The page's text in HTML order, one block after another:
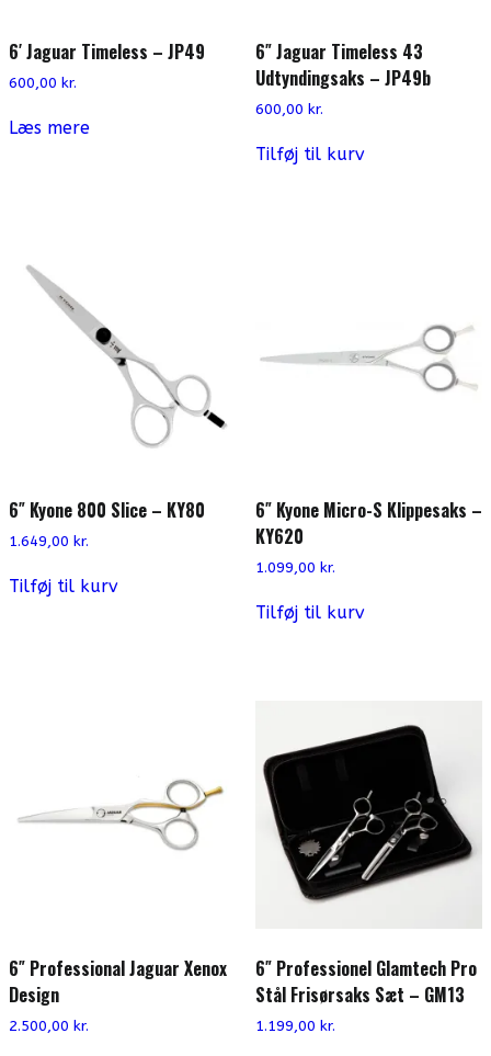
6′ Jaguar Timeless – JP49
600,00 kr.
Læs mere
6″ Jaguar Timeless 43
Udtyndingsaks – JP49b
600,00 kr.
Tilføj til kurv
6″ Kyone 800 Slice – KY80
1.649,00 kr.
Tilføj til kurv
6″ Kyone Micro-S Klippesaks –
KY620
1.099,00 kr.
Tilføj til kurv
6″ Professional Jaguar Xenox
Design
2.500,00 kr.
6″ Professionel Glamtech Pro
Stål Frisørsaks Sæt – GM13
1.199,00 kr.